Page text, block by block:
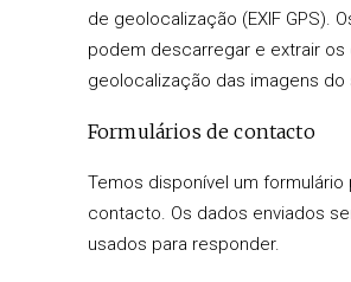
de geolocalização (EXIF GPS).
podem descarregar e extrair os
geolocalização das imagens do
Formulários de contacto
Temos disponível um formulário
contacto. Os dados enviados
usados para responder.